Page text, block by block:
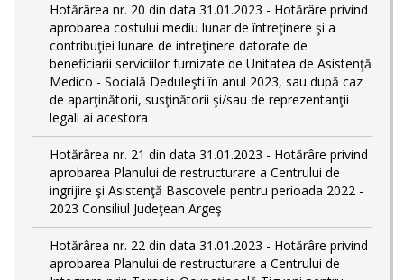
Hotărârea nr. 20 din data 31.01.2023 - Hotărâre privind
aprobarea costului mediu lunar de întreţinere şi a
contribuţiei lunare de intreţinere datorate de
beneficiarii serviciilor furnizate de Unitatea de Asistenţă
Medico - Socială Deduleşti în anul 2023, sau după caz
de aparţinătorii, susţinătorii şi/sau de reprezentanţii
legali ai acestora
Hotărârea nr. 21 din data 31.01.2023 - Hotărâre privind
aprobarea Planului de restructurare a Centrului de
ingrijire şi Asistenţă Bascovele pentru perioada 2022 -
2023 Consiliul Judeţean Argeş
Hotărârea nr. 22 din data 31.01.2023 - Hotărâre privind
aprobarea Planului de restructurare a Centrului de